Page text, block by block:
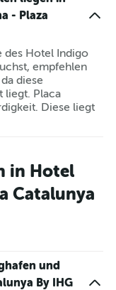
- Plaza
des Hotel Indigo
empfehlen
diese
liegt. Placa
Diese liegt
in Hotel
Catalunya
und
By IHG